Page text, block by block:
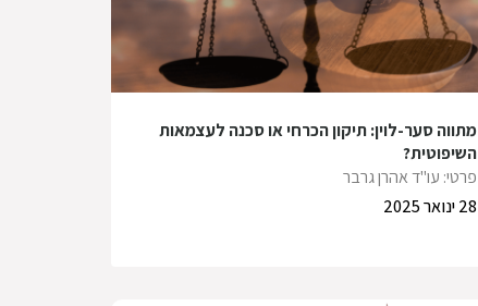
מתווה סער-לוין: תיקון הכרחי או סכנה לעצמאות
השיפוטית?
פרטי: עו"ד אהרן גרבר
28 ינואר 2025